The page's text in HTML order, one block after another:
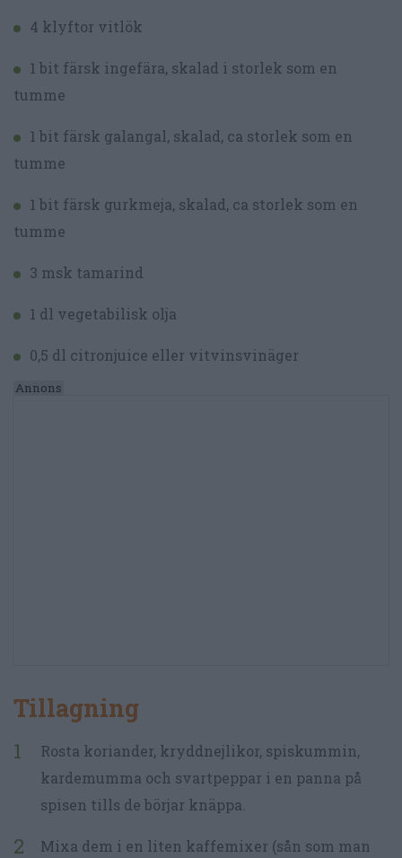
4 klyftor vitlök
1 bit färsk ingefära, skalad i storlek som en
tumme
1 bit färsk galangal, skalad, ca storlek som en
tumme
1 bit färsk gurkmeja, skalad, ca storlek som en
tumme
3 msk tamarind
1 dl vegetabilisk olja
0,5 dl citronjuice eller vitvinsvinäger
Tillagning
Rosta koriander, kryddnejlikor, spiskummin,
kardemumma och svartpeppar i en panna på
spisen tills de börjar knäppa.
Mixa dem i en liten kaffemixer (sån som man